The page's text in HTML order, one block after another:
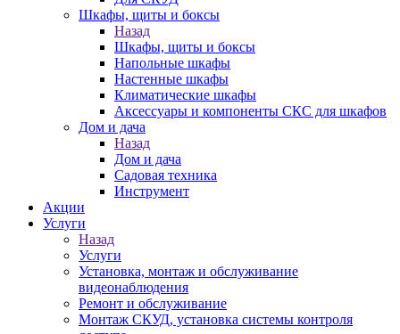
Шкафы, щиты и боксы
Назад
Шкафы, щиты и боксы
Напольные шкафы
Настенные шкафы
Климатические шкафы
Аксессуары и компоненты СКС для шкафов
Дом и дача
Назад
Дом и дача
Садовая техника
Инструмент
Акции
Услуги
Назад
Услуги
Установка, монтаж и обслуживание
видеонаблюдения
Ремонт и обслуживание
Монтаж СКУД, установка системы контроля